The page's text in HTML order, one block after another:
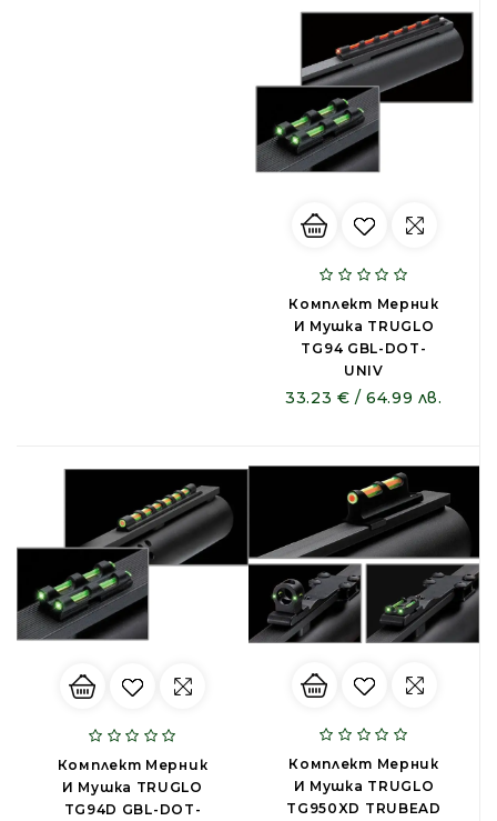
Комплект Мерник
И Мушка TRUGLO
TG94 GBL-DOT-
UNIV
33.23 € / 64.99 лв.
Комплект Мерник
И Мушка TRUGLO
TG94D GBL-DOT-
Комплект Мерник
И Мушка TRUGLO
TG950XD TRUBEAD